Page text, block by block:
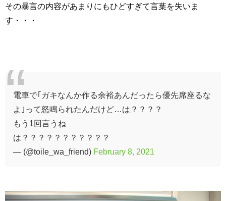
その暴言の内容があまりにもひどすぎて言葉を失いま
す・・・
電車で｢ガキなんか作る余裕あんだったら優先席座るな
よ｣って怒鳴られたんだけど…は？？？？
もう1回言うね
は？？？？？？？？？？？
— (@toile_wa_friend) February 8, 2021